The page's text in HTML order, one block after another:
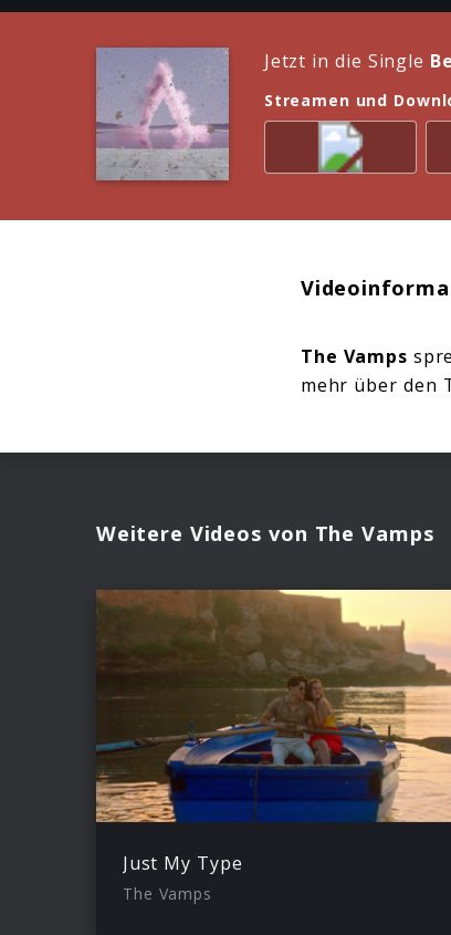
Jetzt in die Single
Streamen und
The Vamps
mehr über den
Weitere Videos von The Vamps
Just My Type
The Vamps